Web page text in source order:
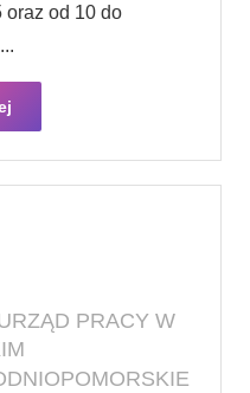
oraz od 10 do
PRACY W